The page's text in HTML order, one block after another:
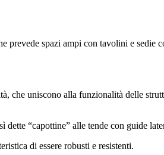
prevede spazi ampi con tavolini e sedie
che uniscono alla funzionalità delle
dette “capottine” alle tende con guide
di essere robusti e resistenti.